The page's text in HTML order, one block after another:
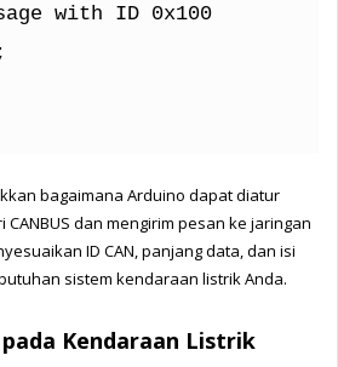
with ID 0x100
bagaimana Arduino dapat diatur
dan mengirim pesan ke jaringan
ID CAN, panjang data, dan isi
sistem kendaraan listrik Anda.
pada Kendaraan Listrik